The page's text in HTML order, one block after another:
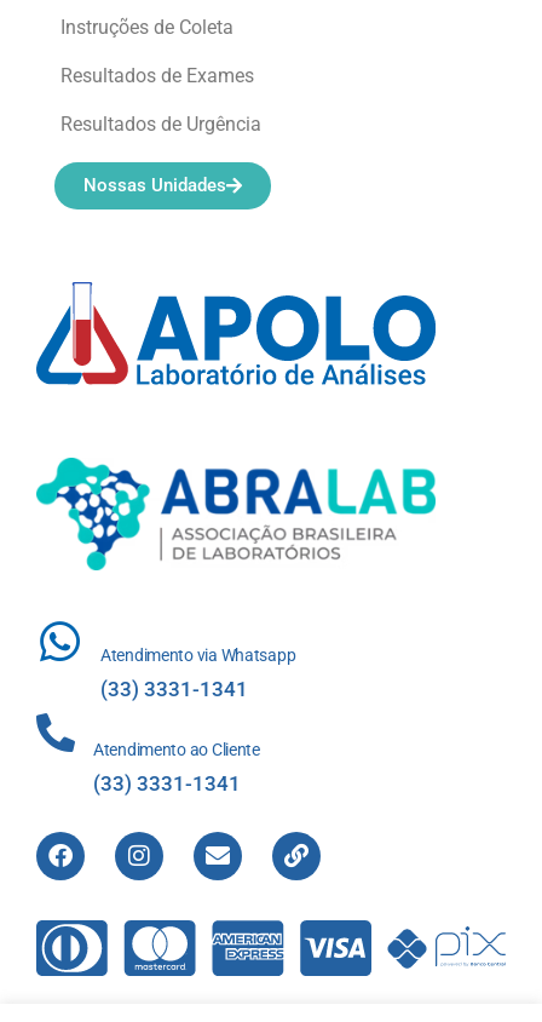
Atendimento via Whatsapp
(33) 3331-1341
Atendimento ao Cliente
(33) 3331-1341
Instruções de Coleta
Resultados de Exames
Resultados de Urgência
Nossas Unidades